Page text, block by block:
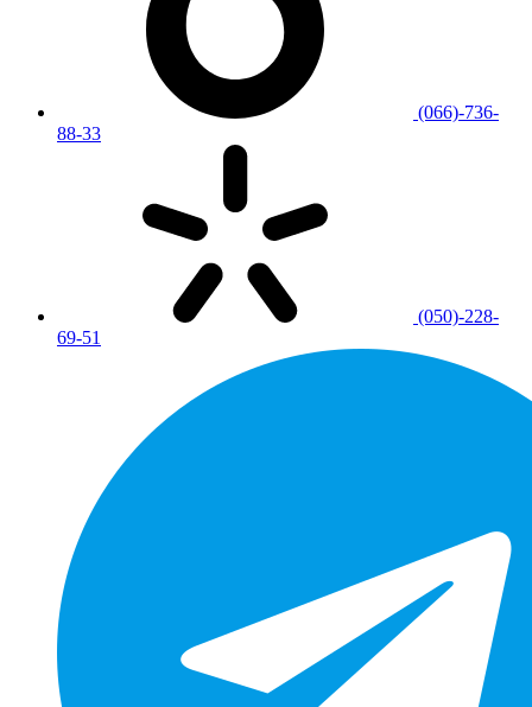
(066)-736-
88-33
(050)-228-
69-51